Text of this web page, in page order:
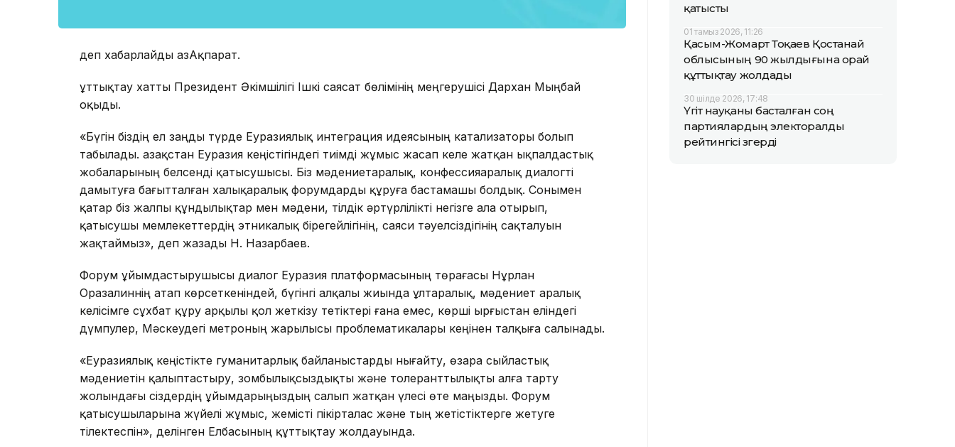
деп хабарлайды ҚазАқпарат.
Құттықтау хатты Президент Әкімшілігі Ішкі саясат бөлімінің меңгерушісі Дархан Мыңбай
оқыды.
«Бүгін біздің ел заңды түрде Еуразиялық интеграция идеясының катализаторы болып
табылады. Қазақстан Еуразия кеңістігіндегі тиімді жұмыс жасап келе жатқан ықпалдастық
жобаларының белсенді қатысушысы. Біз мәдениетаралық, конфессияаралық диалогті
дамытуға бағытталған халықаралық форумдарды құруға бастамашы болдық. Сонымен
қатар біз жалпы құндылықтар мен мәдени, тілдік әртүрлілікті негізге ала отырып,
қатысушы мемлекеттердің этникалық бірегейлігінің, саяси тәуелсіздігінің сақталуын
жақтаймыз», деп жазады Н. Назарбаев.
Форум ұйымдастырушысы диалог Еуразия платформасының төрағасы Нұрлан
Оразалиннің атап көрсеткеніндей, бүгінгі алқалы жиында ұлтаралық, мәдениет аралық
келісімге сұхбат құру арқылы қол жеткізу тетіктері ғана емес, көрші Қырғыстан еліндегі
дүмпулер, Мәскеудегі метроның жарылысы проблематикалары кеңінен талқыға салынады.
«Еуразиялық кеңістікте гуманитарлық байланыстарды нығайту, өзара сыйластық
мәдениетін қалыптастыру, зомбылықсыздықты және толеранттылықты алға тарту
жолындағы сіздердің ұйымдарыңыздың салып жатқан үлесі өте маңызды. Форум
қатысушыларына жүйелі жұмыс, жемісті пікірталас және тың жетістіктерге жетуге
тілектеспін», делінген Елбасының құттықтау жолдауында.
қатысты
01 тамыз 2026, 11:26
Қасым-Жомарт Тоқаев Қостанай
облысының 90 жылдығына орай
құттықтау жолдады
30 шілде 2026, 17:48
Үгіт науқаны басталған соң
партиялардың электоралды
рейтингісі өзгерді